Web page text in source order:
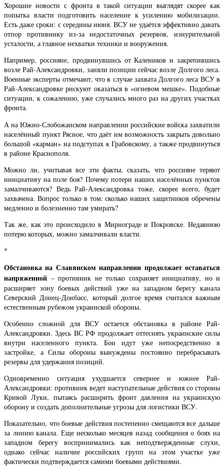
Хорошие новости с фронта в такой ситуации выглядят скорее как
попытка власти подготовить население к усилению мобилизации.
Есть даже сроки: с середины июня. ВСУ не удаётся эффективно давать
отпор противнику из-за недостаточных резервов, изнурительной
усталости, а главное нехватки техники и вооружения.
Например, россияне, продвинувшись от Калеников и закрепившись
возле Рай-Александровки, заняли позиции сейчас возле Долгого леса.
Военные эксперты отмечают, что в случае захвата Долгого леса ВСУ в
Рай-Александровке рискуют оказаться в «огневом мешке». Подобные
ситуации, к сожалению, уже случались много раз на других участках
фронта.
А на Южно-Слобожанском направлении российские войска захватили
населённый пункт Рясное, что даёт им возможность закрыть довольно
большой «карман» на подступах к Грабовскому, а также продвинуться
в районе Краснополя.
Можно ли, учитывая все эти факты, сказать, что россияне теряют
инициативу на поле боя? Почему потери наших населённых пунктов
замалчиваются? Ведь Рай-Александровка тоже, скорее всего, будет
захвачена. Вопрос только в том: сколько наших защитников обречены
медленно и болезненно там умирать?
Так же, как это происходило в Мирнограде и Покровске. Недавнюю
потерю которых, можно замалчивали власти.
*
Обстановка на Славянском направлении продолжает оставаться
напряженной – противник не только сохраняет инициативу, но и
расширяет зону боевых действий уже на западном берегу канала
Северский Донец-Донбасс, который долгое время считался важным
естественным рубежом украинской обороны.
Особенно сложной для ВСУ остается обстановка в районе Рай-
Александровки. Здесь ВС РФ продолжает оттеснять украинские силы
внутри населенного пункта. Бои идут уже непосредственно в
застройке, а Силы обороны вынуждены постоянно перебрасывать
резервы для удержания позиций.
Одновременно ситуация ухудшается севернее и южнее Рай-
Александровки: противник ведет наступательные действия со стороны
Кривой Луки, пытаясь расширить фронт давления на украинскую
оборону и создать дополнительные угрозы для логистики ВСУ.
Показательно, что боевые действия постепенно смещаются все дальше
за линию канала. Еще несколько месяцев назад сообщения о боях на
западном берегу воспринимались как неподтвержденные слухи,
однако сейчас наличие российских групп на этом участке уже
фактически подтверждается самими боевыми действиями.